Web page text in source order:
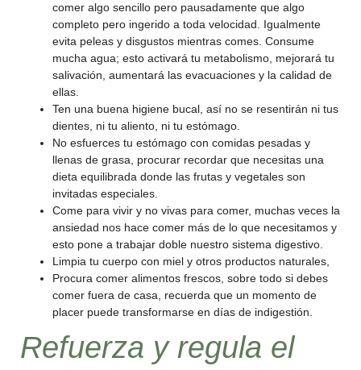
comer algo sencillo pero pausadamente que algo
completo pero ingerido a toda velocidad. Igualmente
evita peleas y disgustos mientras comes. Consume
mucha agua; esto activará tu metabolismo, mejorará tu
salivación, aumentará las evacuaciones y la calidad de
ellas.
Ten una buena higiene bucal, así no se resentirán ni tus
dientes, ni tu aliento, ni tu estómago.
No esfuerces tu estómago con comidas pesadas y
llenas de grasa, procurar recordar que necesitas una
dieta equilibrada donde las frutas y vegetales son
invitadas especiales.
Come para vivir y no vivas para comer, muchas veces la
ansiedad nos hace comer más de lo que necesitamos y
esto pone a trabajar doble nuestro sistema digestivo.
Limpia tu cuerpo con miel y otros productos naturales,
Procura comer alimentos frescos, sobre todo si debes
comer fuera de casa, recuerda que un momento de
placer puede transformarse en días de indigestión.
Refuerza y regula el